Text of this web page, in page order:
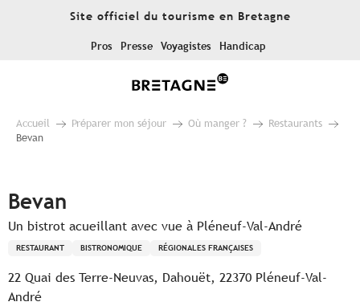
Site officiel du tourisme en Bretagne
Pros Presse Voyagistes Handicap
Accueil Préparer mon séjour Où manger ?
Restaurants
Bevan
Bevan
Un bistrot acueillant avec vue à Pléneuf-Val-André
RESTAURANT BISTRONOMIQUE RÉGIONALES FRANÇAISES
22 Quai des Terre-Neuvas, Dahouët, 22370 Pléneuf-Val-
André